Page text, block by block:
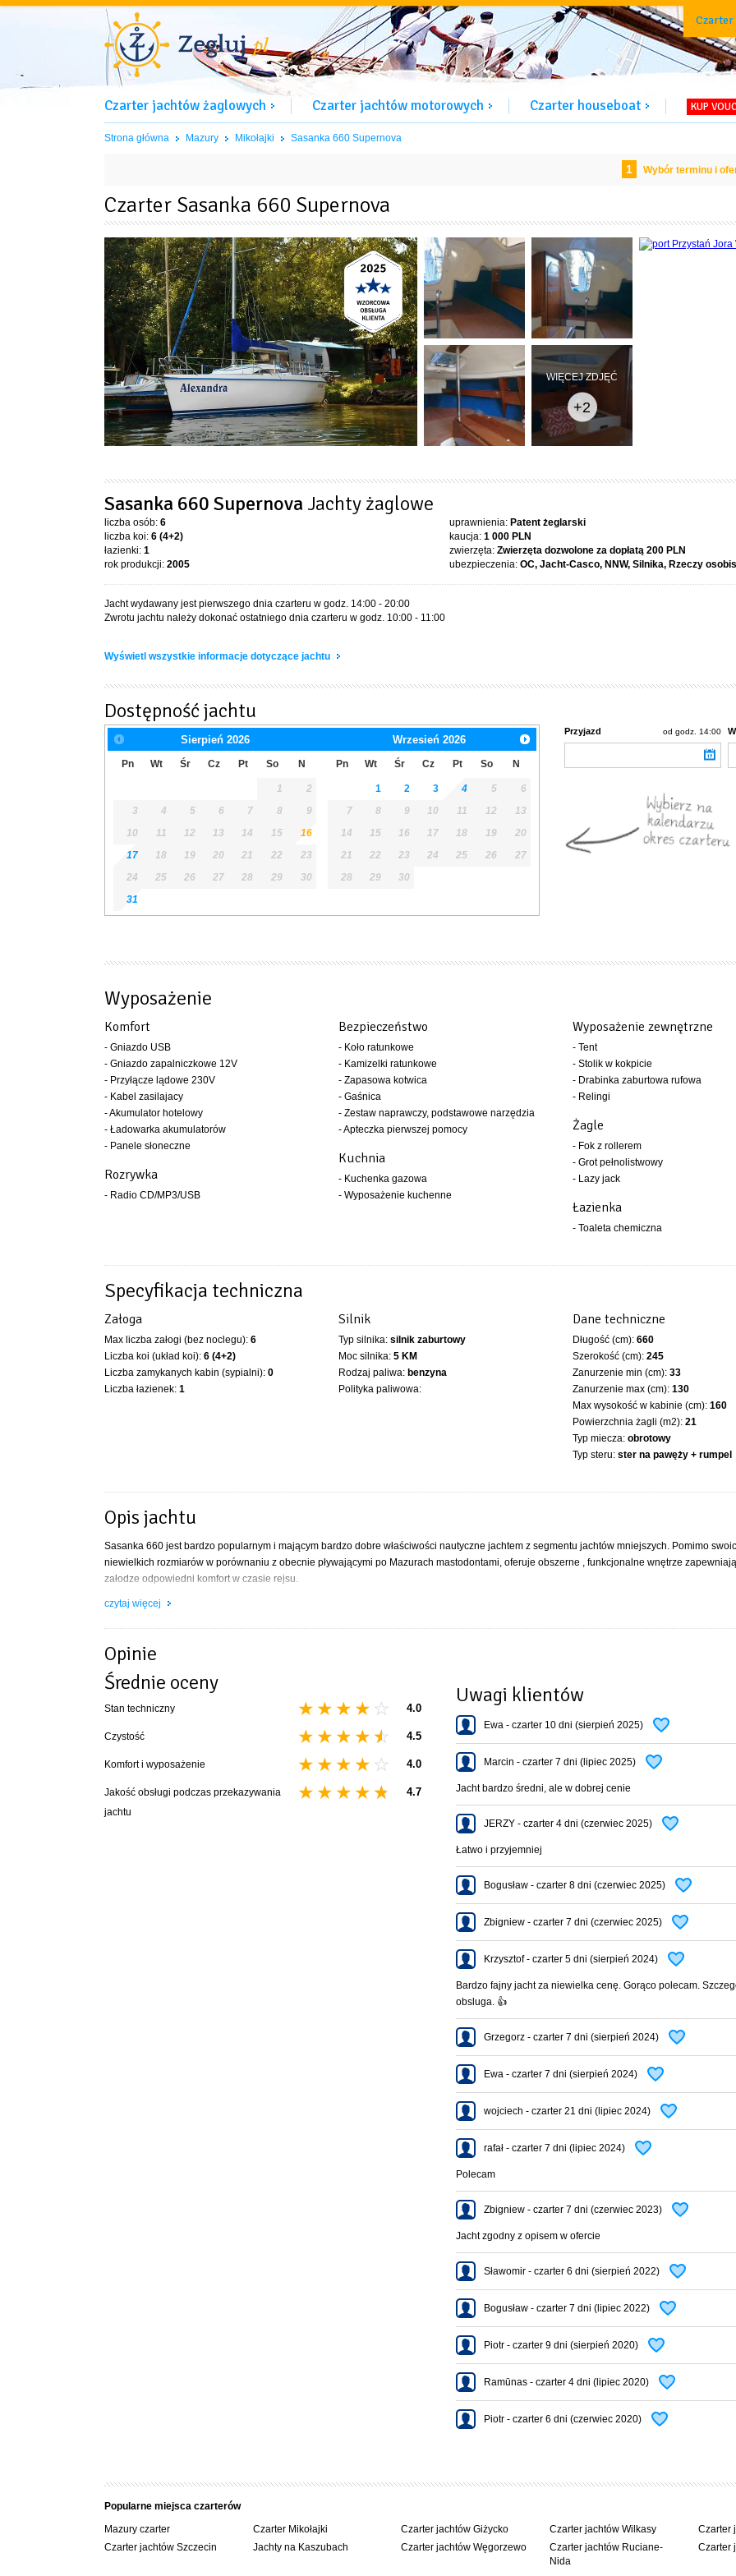
Czarter
Czarter jachtów żaglowych Czarter jachtów motorowych Czarter houseboat KUP
Strona główna Mazury Mikołajki Sasanka 660 Supernova
1 Wybór terminu i
Czarter Sasanka 660 Supernova
WIĘCEJ ZDJĘĆ
+2
Sasanka 660 Supernova Jachty żaglowe
liczba osób: 6
liczba koi: 6 (4+2)
łazienki: 1
rok produkcji: 2005
uprawnienia: Patent żeglarski
kaucja: 1 000 PLN
zwierzęta: Zwierzęta dozwolone za dopłatą 200 PLN
ubezpieczenia: OC, Jacht-Casco, NNW, Silnika, Rzeczy
Jacht wydawany jest pierwszego dnia czarteru w godz. 14:00 - 20:00
Zwrotu jachtu należy dokonać ostatniego dnia czarteru w godz. 10:00 - 11:00
Wyświetl wszystkie informacje dotyczące jachtu
Dostępność jachtu
Sierpień 2026
Pn Wt Śr Cz Pt So N
1
2
3
4 5 6 7 8
9
10
11 12 13 14 15
16
17
18 19 20 21 22
23
24
25 26 27 28 29
30
31
Wrzesień 2026
Pn Wt Śr Cz Pt So N
1 2 3 4 5
6
7
8 9 10 11 12
13
14
15 16 17 18 19
20
21
22 23 24 25 26
27
28
29 30
Przyjazd od godz. 14:00
Wyposażenie
Komfort
- Gniazdo USB
- Gniazdo zapalniczkowe 12V
- Przyłącze lądowe 230V
- Kabel zasilajacy
- Akumulator hotelowy
- Ładowarka akumulatorów
- Panele słoneczne
Rozrywka
- Radio CD/MP3/USB
Bezpieczeństwo
- Koło ratunkowe
- Kamizelki ratunkowe
- Zapasowa kotwica
- Gaśnica
- Zestaw naprawczy, podstawowe narzędzia
- Apteczka pierwszej pomocy
Kuchnia
- Kuchenka gazowa
- Wyposażenie kuchenne
Wyposażenie zewnętrzne
- Tent
- Stolik w kokpicie
- Drabinka zaburtowa rufowa
- Relingi
Żagle
- Fok z rollerem
- Grot pełnolistwowy
- Lazy jack
Łazienka
- Toaleta chemiczna
Specyfikacja techniczna
Załoga
Max liczba załogi (bez noclegu): 6
Liczba koi (układ koi): 6 (4+2)
Liczba zamykanych kabin (sypialni): 0
Liczba łazienek: 1
Silnik
Typ silnika: silnik zaburtowy
Moc silnika: 5 KM
Rodzaj paliwa: benzyna
Polityka paliwowa:
Dane techniczne
Długość (cm): 660
Szerokość (cm): 245
Zanurzenie min (cm): 33
Zanurzenie max (cm): 130
Max wysokość w kabinie (cm): 160
Powierzchnia żagli (m2): 21
Typ miecza: obrotowy
Typ steru: ster na pawęży + rumpel
Opis jachtu
Sasanka 660 jest bardzo popularnym i mającym bardzo dobre właściwości nautyczne jachtem z segmentu jachtów mniejszych. Pomimo
niewielkich rozmiarów w porównaniu z obecnie pływającymi po Mazurach mastodontami, oferuje obszerne , funkcjonalne wnętrze
załodze odpowiedni komfort w czasie rejsu.
Dane techniczne jachtu
Długość całkowita – 6.60 m
Szerokość całkowita – 2.50 m
Zanurzenie – 0,33 / 1.20 m
Wysokość w kabinie – 1.60 m
Miecz – 70 kg
Grot – 11.00 m2
Fok – 9.50 m2
Wyposażenie
Jacht Casco z ubezpieczeniem silnika rzeczy osobistych załogi oraz OC prowadzącego
czytaj więcej
Opinie
Średnie oceny
Stan techniczny 4.0
Czystość 4.5
Komfort i wyposażenie 4.0
Jakość obsługi podczas przekazywania
jachtu
4.7
Uwagi klientów
Ewa - czarter 10 dni (sierpień 2025)
Marcin - czarter 7 dni (lipiec 2025)
Jacht bardzo średni, ale w dobrej cenie
JERZY - czarter 4 dni (czerwiec 2025)
Łatwo i przyjemniej
Bogusław - czarter 8 dni (czerwiec 2025)
Zbigniew - czarter 7 dni (czerwiec 2025)
Krzysztof - czarter 5 dni (sierpień 2024)
Bardzo fajny jacht za niewielka cenę. Gorąco polecam.
obsluga. 👍
Grzegorz - czarter 7 dni (sierpień 2024)
Ewa - czarter 7 dni (sierpień 2024)
wojciech - czarter 21 dni (lipiec 2024)
rafał - czarter 7 dni (lipiec 2024)
Polecam
Zbigniew - czarter 7 dni (czerwiec 2023)
Jacht zgodny z opisem w ofercie
Sławomir - czarter 6 dni (sierpień 2022)
Bogusław - czarter 7 dni (lipiec 2022)
Piotr - czarter 9 dni (sierpień 2020)
Ramūnas - czarter 4 dni (lipiec 2020)
Piotr - czarter 6 dni (czerwiec 2020)
Popularne miejsca czarterów
Mazury czarter
Czarter jachtów Szczecin
Czarter Mikołajki
Jachty na Kaszubach
Czarter jachtów Giżycko
Czarter jachtów Węgorzewo
Czarter jachtów Wilkasy
Czarter jachtów Ruciane-
Nida
Czarter
Czarter